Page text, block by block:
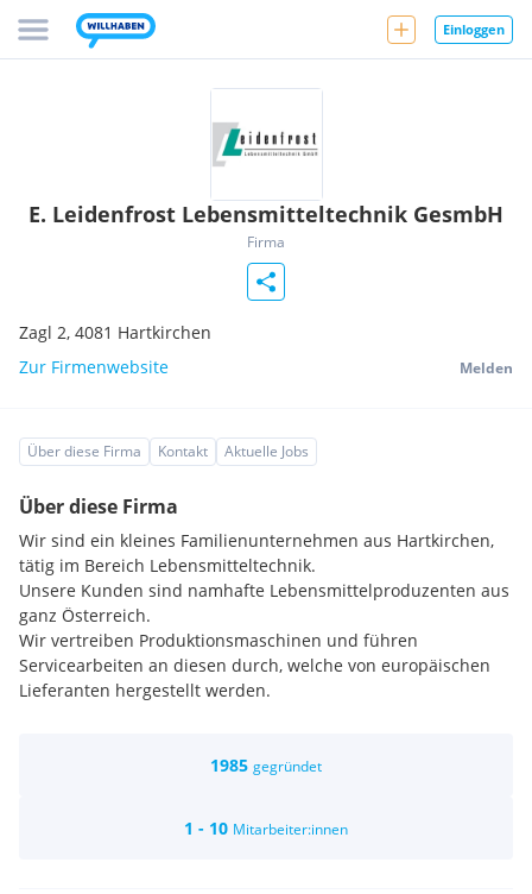
Einloggen
E. Leidenfrost Lebensmitteltechnik GesmbH
Firma
Zagl 2, 4081 Hartkirchen
Zur Firmenwebsite
Melden
Über diese Firma Kontakt Aktuelle Jobs
Über diese Firma
Wir sind ein kleines Familienunternehmen aus Hartkirchen,
tätig im Bereich Lebensmitteltechnik.
Unsere Kunden sind namhafte Lebensmittelproduzenten aus
ganz Österreich.
Wir vertreiben Produktionsmaschinen und führen
Servicearbeiten an diesen durch, welche von europäischen
Lieferanten hergestellt werden.
1985 gegründet
1 - 10 Mitarbeiter:innen